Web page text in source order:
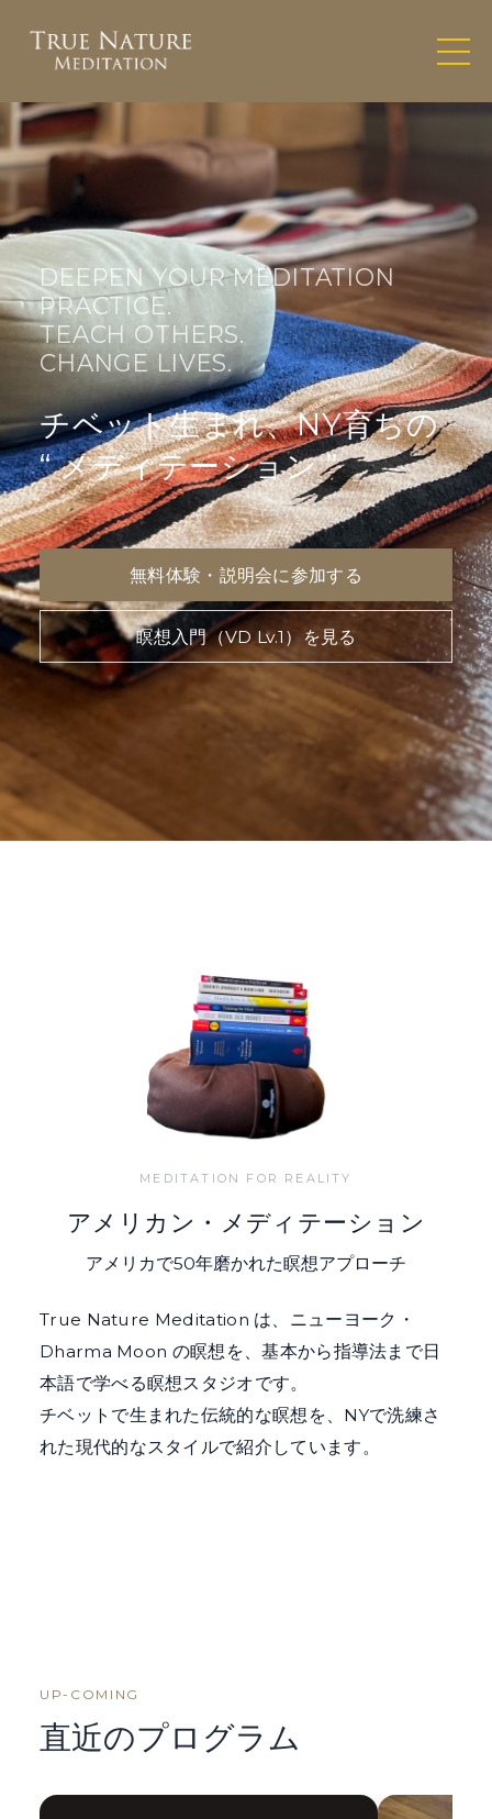
DEEPEN YOUR MEDITATION
PRACTICE.
TEACH OTHERS.
CHANGE LIVES.
チベット生まれ、NY育ちの
“ メディテーション ”
無料体験・説明会に参加する
瞑想入門（VD Lv.1）を見る
MEDITATION FOR REALITY
アメリカン・メディテーション
アメリカで50年磨かれた瞑想アプローチ
True Nature Meditation は、ニューヨーク・
Dharma Moon の瞑想を、基本から指導法まで日
本語で学べる瞑想スタジオです。
チベットで生まれた伝統的な瞑想を、NYで洗練さ
れた現代的なスタイルで紹介しています。
UP-COMING
直近のプログラム